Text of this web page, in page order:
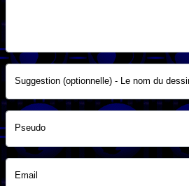
Suggestion (optionnelle) - Le nom du
Pseudo
Email